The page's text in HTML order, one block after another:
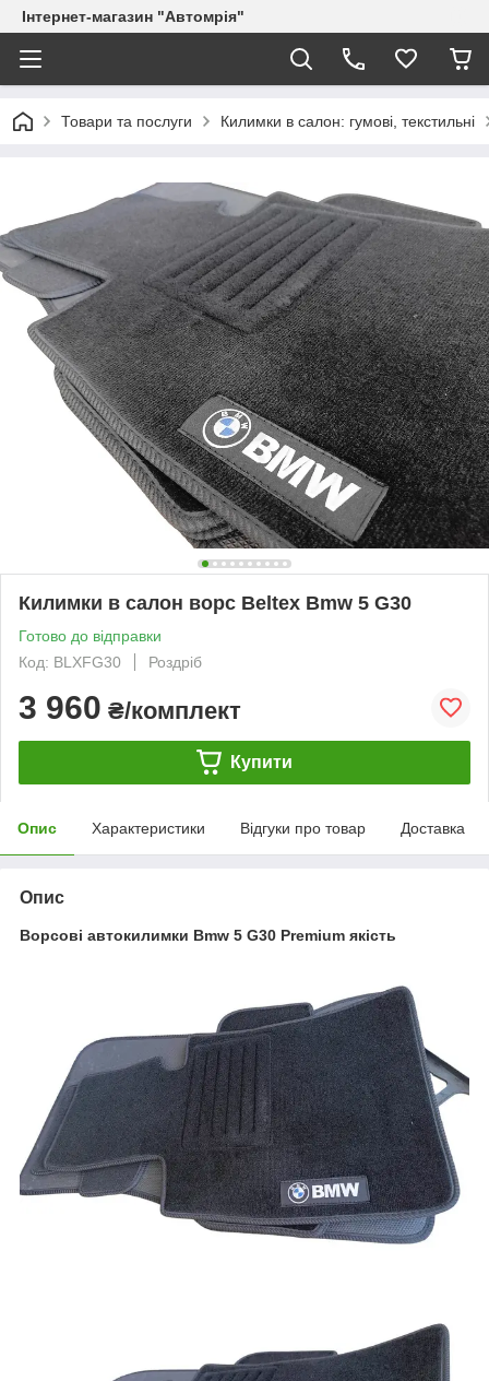
Інтернет-магазин "Автомрія"
Товари та послуги Килимки в салон: гумові, текстильні
Килимки в салон ворс Beltex Bmw 5 G30
Готово до відправки
Код: BLXFG30
Роздріб
3 960 ₴/комплект
Купити
Опис Характеристики Відгуки про товар Доставка
Опис
Ворсові автокилимки Bmw 5 G30 Premium якість